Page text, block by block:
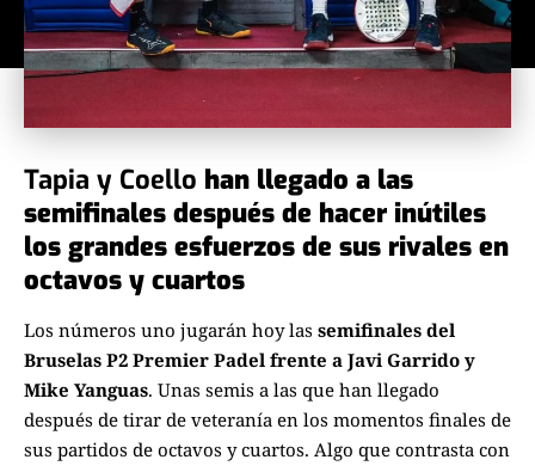
Tapia y Coello han llegado a las
semifinales después de hacer inútiles
los grandes esfuerzos de sus rivales en
octavos y cuartos
Los números uno jugarán hoy las semifinales del
Bruselas P2 Premier Padel frente a Javi Garrido y
Mike Yanguas. Unas semis a las que han llegado
después de tirar de veteranía en los momentos finales de
sus partidos de octavos y cuartos. Algo que contrasta con